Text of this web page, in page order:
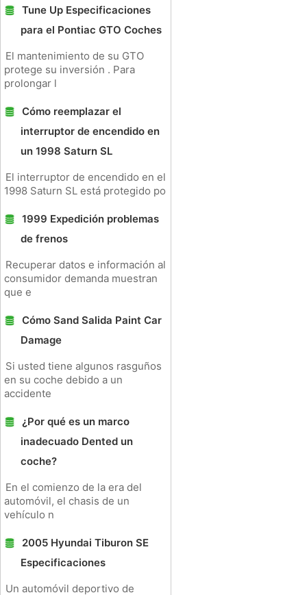
Tune Up Especificaciones
para el Pontiac GTO Coches
El mantenimiento de su GTO
protege su inversión . Para
prolongar l
Cómo reemplazar el
interruptor de encendido en
un 1998 Saturn SL
El interruptor de encendido en el
1998 Saturn SL está protegido po
1999 Expedición problemas
de frenos
Recuperar datos e información al
consumidor demanda muestran
que e
Cómo Sand Salida Paint Car
Damage
Si usted tiene algunos rasguños
en su coche debido a un
accidente
¿Por qué es un marco
inadecuado Dented un
coche?
En el comienzo de la era del
automóvil, el chasis de un
vehículo n
2005 Hyundai Tiburon SE
Especificaciones
Un automóvil deportivo de